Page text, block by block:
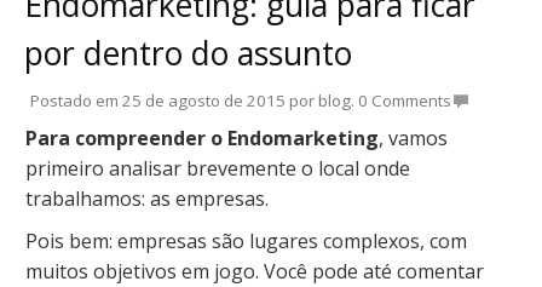
por dentro do assunto
Postado em 25 de agosto de 2015 por blog. 0 Comments
Para compreender o Endomarketing, vamos
primeiro analisar brevemente o local onde
trabalhamos: as empresas.
Pois bem: empresas são lugares complexos, com
muitos objetivos em jogo. Você pode até comentar